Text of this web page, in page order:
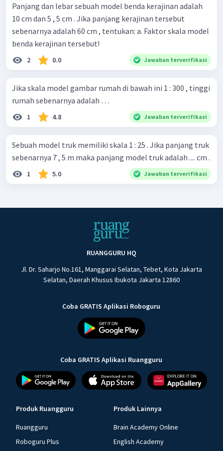
Panjang dan lebar sebuah model benda kerajinan adalah
10 cm dan 5 , 5 cm . Jika panjang kerajinan tersebut
sebenarnya adalah 60 cm , tentukan: a. Faktor skala model
benda kerajinan tersebut!
2 0.0 Jawaban terverifikasi
Jika skala model gambar rumah di bawah ini 1 : 300 , tinggi
rumah sebenarnya adalah …
1 4.8 Jawaban terverifikasi
Sebuah model truk memiliki skala 1 : 25 . Jika panjang truk
sebenarnya 7 , 5 m maka panjang model truk adalah .... cm .
1 5.0 Jawaban terverifikasi
RUANGGURU HQ
Jl. Dr. Saharjo No.161, Manggarai Selatan, Tebet, Kota Jakarta
Selatan, Daerah Khusus Ibukota Jakarta 12860
Coba GRATIS Aplikasi Roboguru
Coba GRATIS Aplikasi Ruangguru
Produk Ruangguru
Ruangguru
Roboguru Plus
Produk Lainnya
Brain Academy Online
English Academy